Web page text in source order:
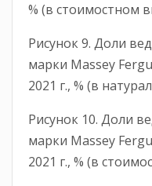
% (в
Рисунок 9. Доли
марки Massey
2021 г., % (в
Рисунок 10. Доли
марки Massey
2021 г., % (в